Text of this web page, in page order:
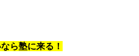
ら塾に来る！